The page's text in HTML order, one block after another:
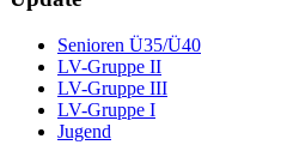
Senioren Ü35/Ü40
LV-Gruppe II
LV-Gruppe III
LV-Gruppe I
Jugend